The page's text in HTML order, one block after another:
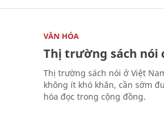
VĂN HÓA
Thị trường sách nói
Thị trường sách nói ở Việt
không ít khó khăn, cần sớm
hóa đọc trong cộng đồng.